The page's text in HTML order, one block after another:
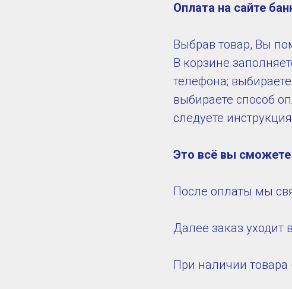
Оплата на сайте
Выбрав товар, Вы
В корзине
телефона;
выбираете способ
следуете
Это всё вы сможете
После оплаты мы
Далее заказ уходит
При наличии товара